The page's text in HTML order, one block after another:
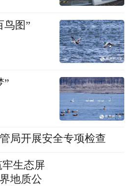
鸟图”
”
局开展安全专项检查
生态屏
地质公